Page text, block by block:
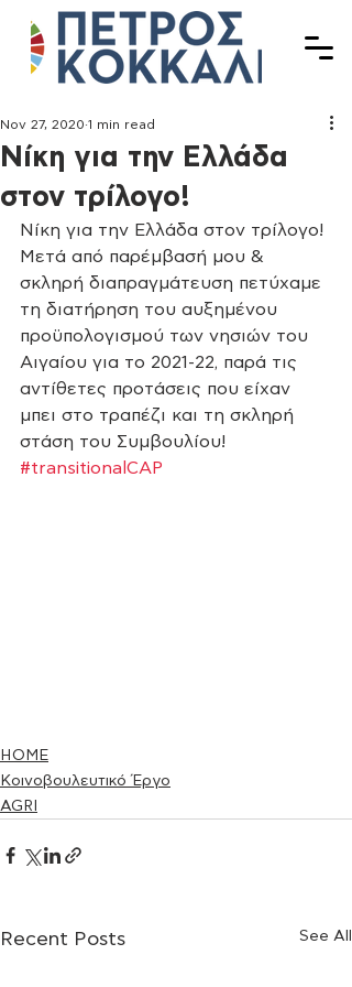
Νίκη για την Ελλάδα
στον τρίλογο!
Nov 27, 2020 1 min read
Νίκη για την Ελλάδα στον τρίλογο!
Μετά από παρέμβασή μου &
σκληρή διαπραγμάτευση πετύχαμε
τη διατήρηση του αυξημένου
προϋπολογισμού των νησιών του
Αιγαίου για το 2021-22, παρά τις
αντίθετες προτάσεις που είχαν
μπει στο τραπέζι και τη σκληρή
στάση του Συμβουλίου!
#transitionalCAP
HOME
Κοινοβουλευτικό Έργο
AGRI
Recent Posts See All